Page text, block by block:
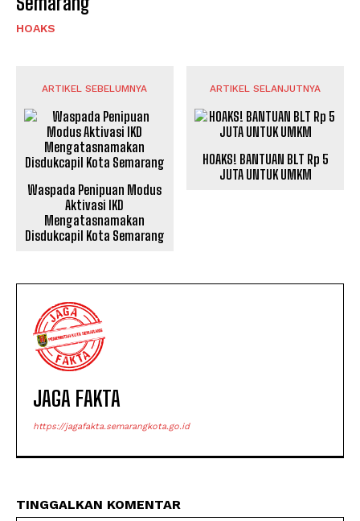
HOAKS
ARTIKEL SEBELUMNYA
Waspada Penipuan Modus
Aktivasi IKD
Mengatasnamakan
Disdukcapil Kota Semarang
ARTIKEL SELANJUTNYA
HOAKS! BANTUAN BLT Rp 5
JUTA UNTUK UMKM
JAGA FAKTA
https://jagafakta.semarangkota.go.id
TINGGALKAN KOMENTAR